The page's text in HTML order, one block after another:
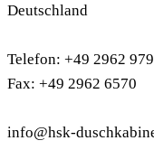
Deutschland
Telefon: +49 2962
Fax: +49 2962 6570
info@hsk-